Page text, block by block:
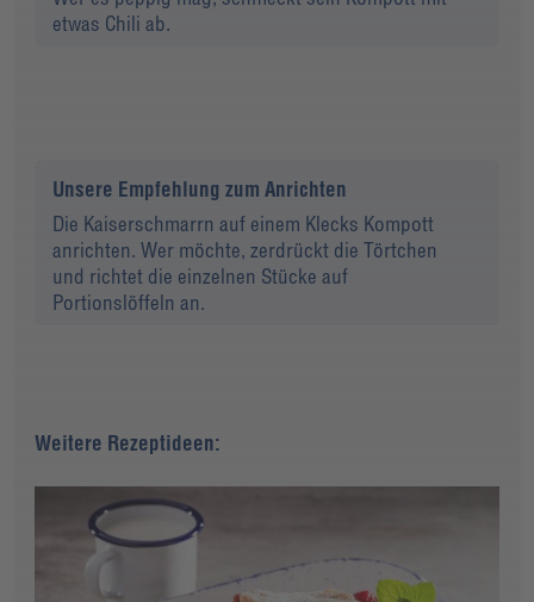
etwas Chili ab.
Unsere Empfehlung zum Anrichten
Die Kaiserschmarrn auf einem Klecks Kompott
anrichten. Wer möchte, zerdrückt die Törtchen
und richtet die einzelnen Stücke auf
Portionslöffeln an.
Weitere Rezeptideen: